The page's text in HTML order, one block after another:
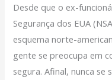
Desde que o ex-
Segurança dos EUA
esquema norte-
gente se preocupa em
segura. Afinal, nunca se
segurança